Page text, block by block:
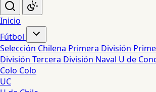
Inicio
Fútbol
Selección Chilena Primera División
División Tercera División Naval U de
Colo Colo
UC